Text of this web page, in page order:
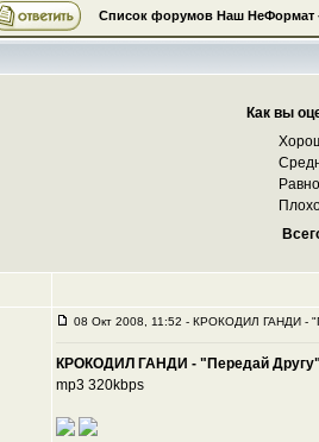
Список форумов Наш НеФормат
Как вы
08 Окт 2008, 11:52 - КРОКОДИЛ ГАНДИ -
КРОКОДИЛ ГАНДИ - "Передай
mp3 320kbps